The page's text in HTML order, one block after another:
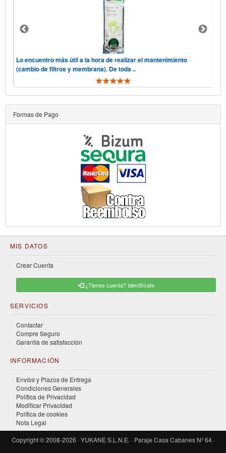
Lo encuentro más útil a la hora de realizar el mantenimiento
(cambio de filtros y membrana). De toda ..
Formas de Pago
MIS DATOS
Crear Cuenta
¿Tienes cuenta? Identificate
SERVICIOS
Contactar
Compre Seguro
Garantía de satisfacción
INFORMACIÓN
Envíos y Plazos de Entrega
Condiciones Generales
Política de Privacidad
Modificar Privacidad
Política de cookies
Nota Legal
Copyright © 2008-2026 · YUKANE S.L.N.E. · Paraje Casa Cabanes Nº 64 ·